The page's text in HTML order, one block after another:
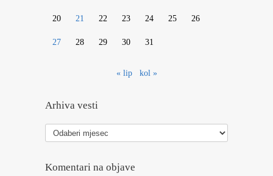
20 21 22 23 24 25 26
27 28 29 30 31
« lip kol »
Arhiva vesti
Arhiva
vesti
Komentari na objave